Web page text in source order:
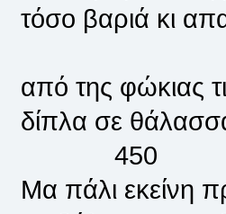
τόσο βαριά κι
από της φώκιας
δίπλα σε
450
Μα πάλι εκείνη